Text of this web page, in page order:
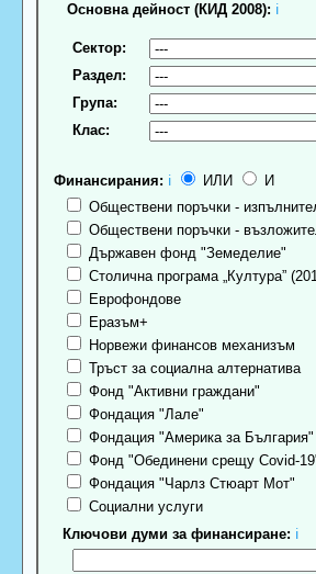
Основна дейност (КИД 2008): ℹ
Сектор:
Раздел:
Група:
Клас:
Финансирания: ℹ ИЛИ
И
Обществени поръчки -
Обществени поръчки -
Държавен фонд "Земеделие"
Столична програма „Култура”
Еврофондове
Еразъм+
Норвежи финансов механизъм
Тръст за социална алтернатива
Фонд "Активни граждани"
Фондация "Лале"
Фондация "Америка за България"
Фонд "Обединени срещу Covid-
Фондация "Чарлз Стюарт Мот"
Социални услуги
Ключови думи за финансиране: ℹ